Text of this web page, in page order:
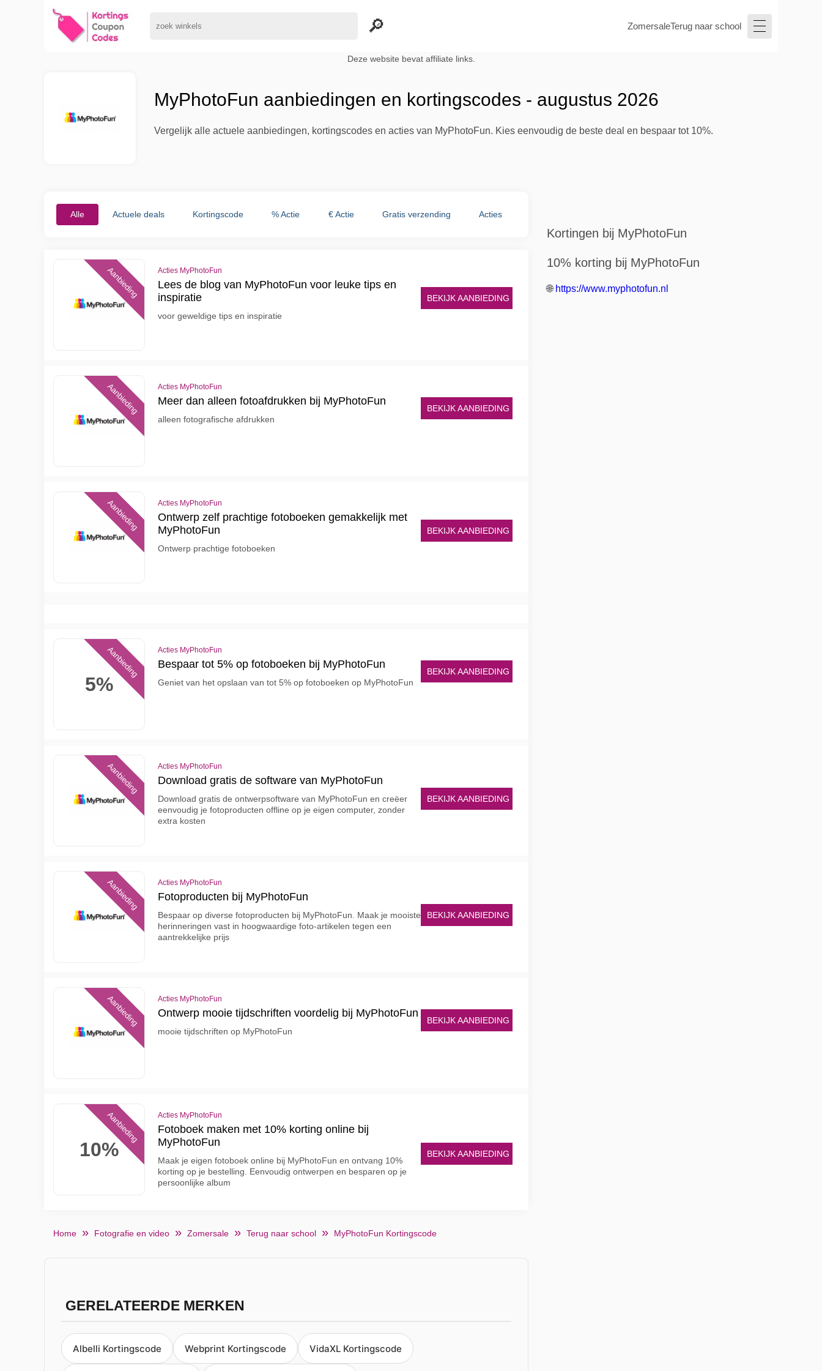
ZomersaleTerug naar school
Deze website bevat affiliate links.
MyPhotoFun aanbiedingen en kortingscodes - augustus 2026
Vergelijk alle actuele aanbiedingen, kortingscodes en acties van MyPhotoFun. Kies eenvoudig de beste deal en bespaar tot 10%.
Alle Actuele deals Kortingscode % Actie € Actie Gratis verzending Acties
Aanbieding Acties MyPhotoFun
Lees de blog van MyPhotoFun voor leuke tips en
inspiratie
voor geweldige tips en inspiratie
BEKIJK AANBIEDING
Aanbieding Acties MyPhotoFun
Meer dan alleen fotoafdrukken bij MyPhotoFun
alleen fotografische afdrukken
BEKIJK AANBIEDING
Aanbieding Acties MyPhotoFun
Ontwerp zelf prachtige fotoboeken gemakkelijk met
MyPhotoFun
Ontwerp prachtige fotoboeken
BEKIJK AANBIEDING
5%
Aanbieding Acties MyPhotoFun
Bespaar tot 5% op fotoboeken bij MyPhotoFun
Geniet van het opslaan van tot 5% op fotoboeken op MyPhotoFun
BEKIJK AANBIEDING
Aanbieding Acties MyPhotoFun
Download gratis de software van MyPhotoFun
Download gratis de ontwerpsoftware van MyPhotoFun en creëer
eenvoudig je fotoproducten offline op je eigen computer, zonder
extra kosten
BEKIJK AANBIEDING
Aanbieding Acties MyPhotoFun
Fotoproducten bij MyPhotoFun
Bespaar op diverse fotoproducten bij MyPhotoFun. Maak je mooiste
herinneringen vast in hoogwaardige foto-artikelen tegen een
aantrekkelijke prijs
BEKIJK AANBIEDING
Aanbieding Acties MyPhotoFun
Ontwerp mooie tijdschriften voordelig bij MyPhotoFun
mooie tijdschriften op MyPhotoFun
BEKIJK AANBIEDING
10%
Aanbieding Acties MyPhotoFun
Fotoboek maken met 10% korting online bij
MyPhotoFun
Maak je eigen fotoboek online bij MyPhotoFun en ontvang 10%
korting op je bestelling. Eenvoudig ontwerpen en besparen op je
persoonlijke album
BEKIJK AANBIEDING
Home Fotografie en video Zomersale Terug naar school MyPhotoFun Kortingscode
GERELATEERDE MERKEN
Albelli Kortingscode Webprint Kortingscode VidaXL Kortingscode
Kortingen bij MyPhotoFun
10% korting bij MyPhotoFun
🌐 https://www.myphotofun.nl